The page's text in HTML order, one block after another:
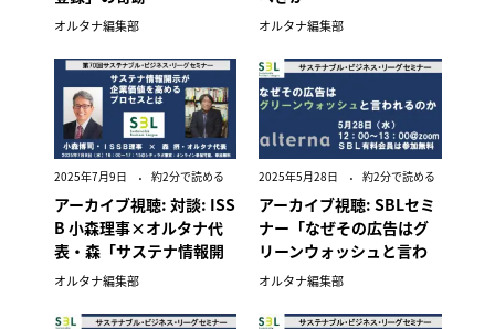
オルタナ編集部 オルタナ編集部
2025年7月9日 約2分で読める
アーカイブ視聴: 対談: ISS
B 小森理事×オルタナ代
表・森「サステナ情報開
示が企業価値を高めるプ
オルタナ編集部
2025年5月28日 約2分で読める
アーカイブ視聴: SBLセミ
ナー「なぜその広告はグ
リーンウォッシュと言わ
れるのか」
オルタナ編集部